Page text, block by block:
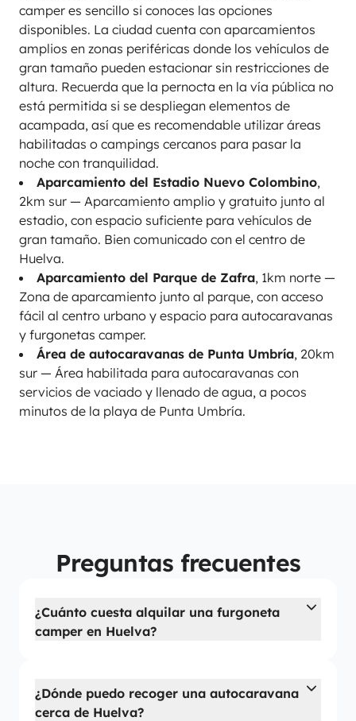
camper es sencillo si conoces las opciones
disponibles. La ciudad cuenta con aparcamientos
amplios en zonas periféricas donde los vehículos de
gran tamaño pueden estacionar sin restricciones de
altura. Recuerda que la pernocta en la vía pública no
está permitida si se despliegan elementos de
acampada, así que es recomendable utilizar áreas
habilitadas o campings cercanos para pasar la
noche con tranquilidad.
Aparcamiento del Estadio Nuevo Colombino,
2km sur — Aparcamiento amplio y gratuito junto al
estadio, con espacio suficiente para vehículos de
gran tamaño. Bien comunicado con el centro de
Huelva.
Aparcamiento del Parque de Zafra, 1km norte —
Zona de aparcamiento junto al parque, con acceso
fácil al centro urbano y espacio para autocaravanas
y furgonetas camper.
Área de autocaravanas de Punta Umbría, 20km
sur — Área habilitada para autocaravanas con
servicios de vaciado y llenado de agua, a pocos
minutos de la playa de Punta Umbría.
Preguntas frecuentes
¿Cuánto cuesta alquilar una furgoneta
camper en Huelva?
¿Dónde puedo recoger una autocaravana
cerca de Huelva?